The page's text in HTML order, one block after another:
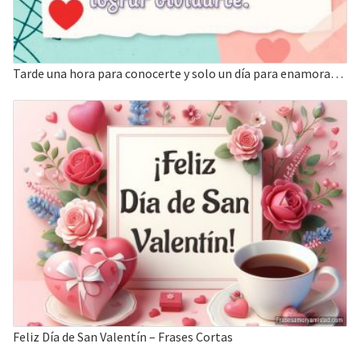
Tarde una hora para conocerte y solo un día para enamorarme
Feliz Día de San Valentín – Frases Cortas